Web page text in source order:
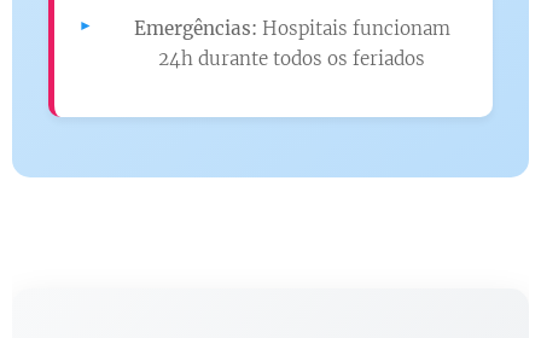
Emergências: Hospitais funcionam
24h durante todos os feriados